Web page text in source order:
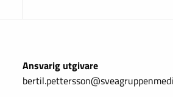
Ansvarig utgivare